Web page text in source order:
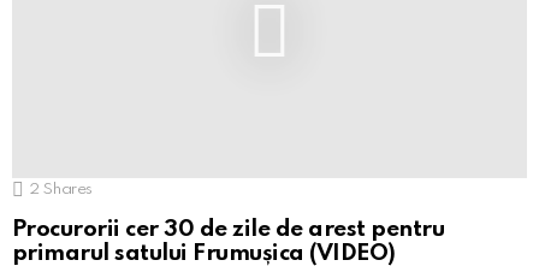
2 Shares
Procurorii cer 30 de zile de arest pentru
primarul satului Frumușica (VIDEO)